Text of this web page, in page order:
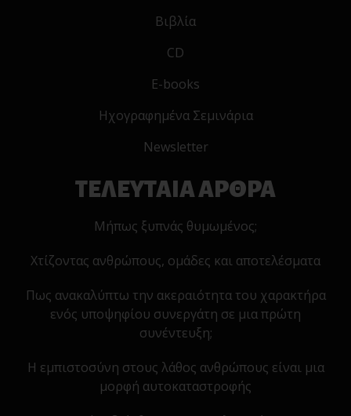
Βιβλία
CD
E-books
Ηχογραφημένα Σεμινάρια
Newsletter
ΤΕΛΕΥΤΑΙΑ ΑΡΘΡΑ
Μήπως ξυπνάς θυμωμένος;
Χτίζοντας ανθρώπους, ομάδες και αποτελέσματα
Πως ανακαλύπτω την ακεραιότητα του χαρακτήρα
ενός υποψηφίου συνεργάτη σε μια πρώτη
συνέντευξη;
Η εμπιστοσύνη στους λάθος ανθρώπους είναι μια
μορφή αυτοκαταστροφής